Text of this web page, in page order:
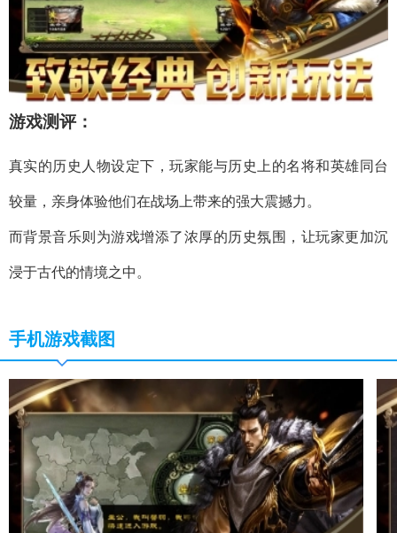
游戏测评：
真实的历史人物设定下，玩家能与历史上的名将和英雄同台
较量，亲身体验他们在战场上带来的强大震撼力。
而背景音乐则为游戏增添了浓厚的历史氛围，让玩家更加沉
浸于古代的情境之中。
手机游戏截图